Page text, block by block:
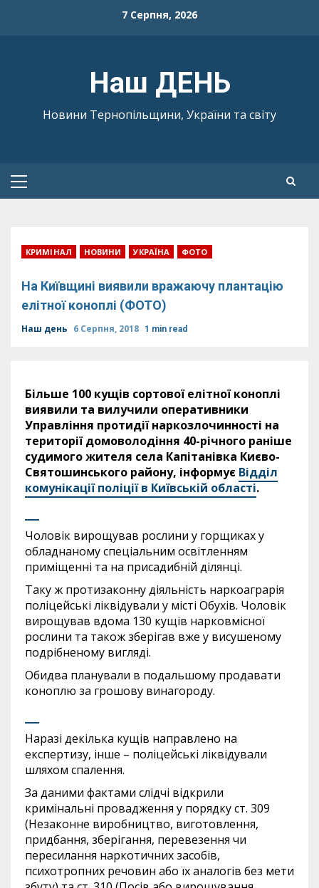
7 Серпня, 2026
Наш ДЕНЬ
Новини Тернопільщини, України та світу
Primary
КРИМІНАЛ НОВИНИ УКРАЇНА ФОТО
На Київщині виявили вражаючу плантацію
елітної коноплі (ФОТО)
Наш день 6 Серпня, 2018 1 min read
Більше 100 кущів сортової елітної коноплі
виявили та вилучили оперативники
Управління протидії наркозлочинності на
території домоволодіння 40-річного раніше
судимого жителя села Капітанівка Києво-
Святошинського району, інформує Відділ
комунікації поліції в Київській області.
Чоловік вирощував рослини у горщиках у
обладнаному спеціальним освітленням
приміщенні та на присадибній ділянці.
Таку ж протизаконну діяльність наркоаграрія
поліцейські ліквідували у місті Обухів. Чоловік
вирощував вдома 130 кущів нарковмісної
рослини та також зберігав вже у висушеному
подрібненому вигляді.
Обидва планували в подальшому продавати
коноплю за грошову винагороду.
Наразі декілька кущів направлено на
експертизу, інше – поліцейські ліквідували
шляхом спалення.
За даними фактами слідчі відкрили
кримінальні провадження у порядку ст. 309
(Незаконне виробництво, виготовлення,
придбання, зберігання, перевезення чи
пересилання наркотичних засобів,
психотропних речовин або їх аналогів без мети